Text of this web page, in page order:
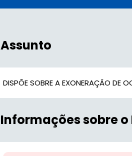
Assunto
DISPÕE SOBRE A EXONERAÇÃO DE
Informações sobre